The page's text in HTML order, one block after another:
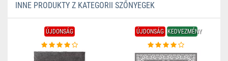
INNE PRODUKTY Z KATEGORII SZŐNYEGEK
ÚJDONSÁG ÚJDONSÁG KEDVEZMÉNY